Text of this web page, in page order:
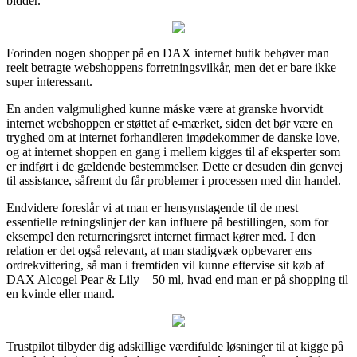
Forinden nogen shopper på en DAX internet butik behøver man
reelt betragte webshoppens forretningsvilkår, men det er bare ikke
super interessant.
En anden valgmulighed kunne måske være at granske hvorvidt
internet webshoppen er støttet af e-mærket, siden det bør være en
tryghed om at internet forhandleren imødekommer de danske love,
og at internet shoppen en gang i mellem kigges til af eksperter som
er indført i de gældende bestemmelser. Dette er desuden din genvej
til assistance, såfremt du får problemer i processen med din handel.
Endvidere foreslår vi at man er hensynstagende til de mest
essentielle retningslinjer der kan influere på bestillingen, som for
eksempel den returneringsret internet firmaet kører med. I den
relation er det også relevant, at man stadigvæk opbevarer ens
ordrekvittering, så man i fremtiden vil kunne eftervise sit køb af
DAX Alcogel Pear & Lily – 50 ml, hvad end man er på shopping til
en kvinde eller mand.
Trustpilot tilbyder dig adskillige værdifulde løsninger til at kigge på